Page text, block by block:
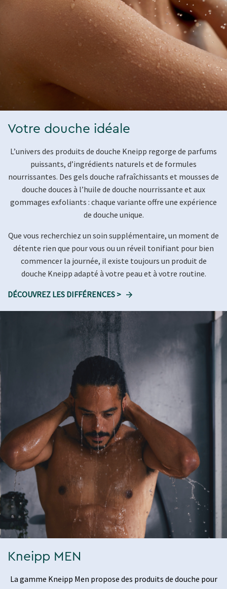
Votre douche idéale
L’univers des produits de douche Kneipp regorge de parfums
puissants, d’ingrédients naturels et de formules
nourrissantes. Des gels douche rafraîchissants et mousses de
douche douces à l’huile de douche nourrissante et aux
gommages exfoliants : chaque variante offre une expérience
de douche unique.
Que vous recherchiez un soin supplémentaire, un moment de
détente rien que pour vous ou un réveil tonifiant pour bien
commencer la journée, il existe toujours un produit de
douche Kneipp adapté à votre peau et à votre routine.
DÉCOUVREZ LES DIFFÉRENCES >
Kneipp MEN
La gamme Kneipp Men propose des produits de douche pour